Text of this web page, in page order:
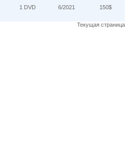
1 DVD 6/2021 150$
Текущая страница